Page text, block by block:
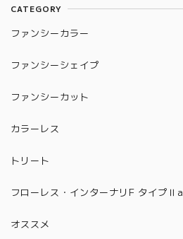
CATEGORY
ファンシーカラー
レッド
ピンク
オレンジ
グリーン
ファンシーシェイプ
エメラルド
ラディアン
ハート
ファンシーカット
オールドカット
サイクラ
カラーレス
VVS-1
トリート
パープル
フローレス・インターナリF タイプⅡa
FL（フローレス）
オススメ